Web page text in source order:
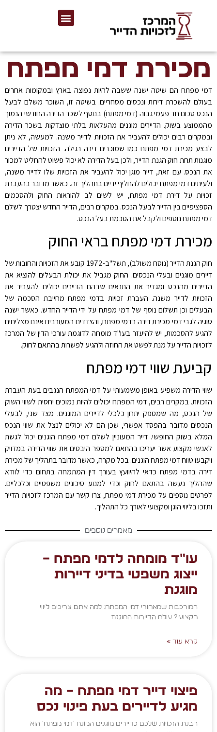
מכירת דמי מפתח
דמי מפתח הם שיטה ישנה ששבה להיות נפוצה בארץ ובמקומות אחרים
בעולם להשכרת דירות ונכסים מסחריים. בשיטה זו, השוכר משלם לבעל
הנכס סכום חד פעמי גבוה (דמי מפתח) בנוסף לשכר הדירה החודשי הנמוך
מהממוצע בשוק. הדיירים מוגנים מהעלאות בלתי מוצדקות בשכר הדירה
ובמקרים רבים יכולים להעביר את הזכויות לדייר משנה. למעשה, לא ניתן
לבצע מכירת דמי מפתח כמו שמוכרים דירה רגילה. הזכויות של הדיירים
מוגנות תחת חוק הגנת הדייר, ולכן בעל הדירה לא יכול פשוט להחליט למכור
את הנכס. עם זאת, דייר מוגן יכול להעביר את הזכויות שלו לדייר משנה,
ולעיתים דמי מפתח יכולים להחליף ידיים בתהליך זה. כאשר מדובר בהעברת
זכויות על דירת דמי מפתח, יש לשים לב להוראות החוק ולהסכמים
הספציפיים בין הדייר לבעל הנכס. במקרים רבים, הדייר החדש יצטרך לשלם
דמי מפתח נוספים ולקבל את הסכמת בעל הנכס.
מכירת דמי מפתח בראי החוק
חוק הגנת הדייר (נוסח משולב), תשל"ב-1972 קובע את הזכויות והחובות של
דיירים מוגנים ובעלי הנכסים. החוק מגביל את יכולת הבעלים להוציא את
הדיירים מהנכס ומגדיר את התנאים שבהם הדיירים יכולים להעביר את
הזכויות לדייר משנה. העברת זכויות בדמי מפתח מחייבת הסכמה של
הבעלים וכן תשלום נוסף של דמי מפתח על ידי הדייר החדש. כאשר ישנה
סוגיה לגבי דמי מכירת דירה בדמי מפתח, והצדדים המעורבים אינם מצליחים
להגיע להסכמות, יש להיעזר בעו"ד מומחה לדוגמת עורכי הדין של המרכז
לזכויות הדייר על מנת לפשט את החוזה ולהגיע לפשרות בהתאם לחוק.
קביעת שווי דמי מפתח
שווי הדירה משפיע באופן משמעותי על דמי המפתח הנגבים בעת העברת
הזכויות. במקרים רבים, דמי המפתח יכולים להיות נמוכים יחסית לשווי השוק
של הנכס, מה שמספק יתרון כלכלי לדיירים המוגנים. מצד שני, לבעלי
הנכסים מדובר בהפסד אפשרי, שכן הם לא יכולים לנצל את שווי הנכס
המלא בשוק החופשי. דייר המעוניין לשלם דמי מפתח הוגנים יכול לגשת
לאנשי מקצוע אשר יעריכו בהתאם למספר היבטים את שווי הדירה במדויק
ויקבעו טווח דמי מפתח הוגנים. בכל מקרה, כאשר מדובר בתהליך של מכירת
דירה בדמי מפתח כדאי להיוועץ בעורך דין המתמחה בתחום כדי לוודא
שההליך נעשה בהתאם לחוק וכדי למנוע סיכונים משפטיים וכלכליים.
לפרטים נוספים על מכירת דמי מפתח, צרו קשר עם המרכז לזכויות הדייר
ותזכו בליווי הוגן ומקצועי לאורך כל התהליך.
מאמרים נוספים
עו"ד מומחה לדמי מפתח –
ייצוג משפטי בדיני דיירות
מוגנת
המורכבות שמאחורי דמי המפתח: למה אתם צריכים ליווי
מקצועי? עולם הדיירות המוגנת
קרא עוד »
פיצוי דייר דמי מפתח – מה
מגיע לדיירים בעת פינוי נכס
הבנת הזכויות שלכם כדיירים מוגנים המונח 'דמי מפתח' הוא